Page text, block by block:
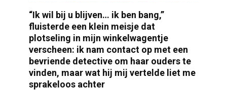
“Ik wil bij u blijven… ik ben bang,”
fluisterde een klein meisje dat
plotseling in mijn winkelwagentje
verscheen: ik nam contact op met een
bevriende detective om haar ouders te
vinden, maar wat hij mij vertelde liet me
sprakeloos achter